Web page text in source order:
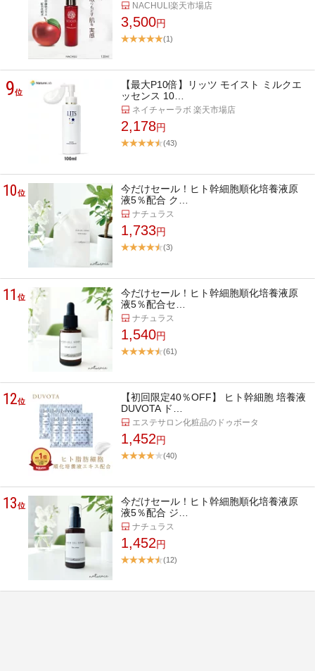
NACHULI楽天市場店
3,500円
(1)
9位
【最大P10倍】リッツ モイスト ミルクエ
ッセンス 10…
ネイチャーラボ 楽天市場店
2,178円
(43)
10位
今だけセール！ヒト幹細胞順化培養液原
液5％配合 ク…
ナチュラス
1,733円
(3)
11位
今だけセール！ヒト幹細胞順化培養液原
液5％配合セ…
ナチュラス
1,540円
(61)
12位
【初回限定40％OFF】 ヒト幹細胞 培養液
DUVOTA ド…
エステサロン化粧品のドゥボータ
1,452円
(40)
13位
今だけセール！ヒト幹細胞順化培養液原
液5％配合 ジ…
ナチュラス
1,452円
(12)